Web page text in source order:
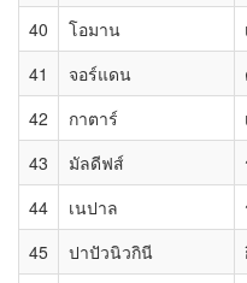
40
โอมาน
41
จอร์แดน
42
กาตาร์
43
มัลดีฟส์
44
เนปาล
45
ปาปัวนิวกินี